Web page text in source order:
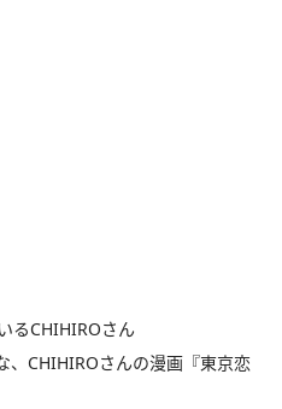
るCHIHIROさん
、CHIHIROさんの漫画『東京恋